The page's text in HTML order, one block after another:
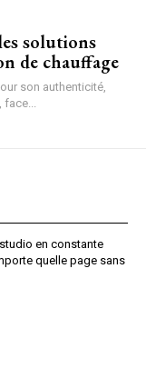
solutions
de chauffage
son authenticité,
face...
en constante
quelle page sans